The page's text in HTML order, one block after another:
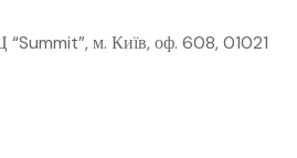
“Summit”, м. Київ, оф. 608, 01021